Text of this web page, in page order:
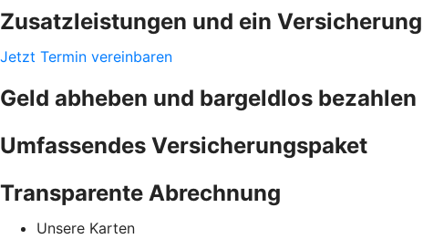
Zusatzleistungen und ein
Jetzt Termin vereinbaren
Geld abheben und bargeldlos bezahlen
Umfassendes Versicherungspaket
Transparente Abrechnung
Unsere Karten